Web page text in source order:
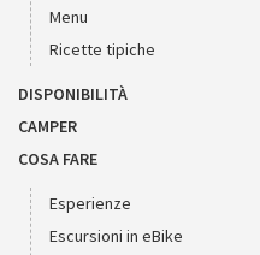
Menu
Ricette tipiche
DISPONIBILITÀ
CAMPER
COSA FARE
Esperienze
Escursioni in eBike